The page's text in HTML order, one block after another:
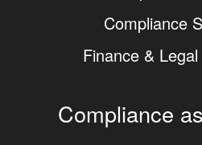
Compliance
Finance &
Compliance